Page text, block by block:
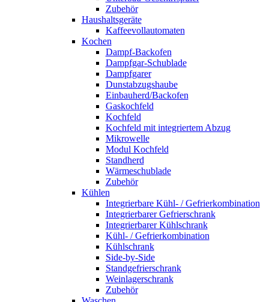
Zubehör
Haushaltsgeräte
Kaffeevollautomaten
Kochen
Dampf-Backofen
Dampfgar-Schublade
Dampfgarer
Dunstabzugshaube
Einbauherd/Backofen
Gaskochfeld
Kochfeld
Kochfeld mit integriertem Abzug
Mikrowelle
Modul Kochfeld
Standherd
Wärmeschublade
Zubehör
Kühlen
Integrierbare Kühl- / Gefrierkombination
Integrierbarer Gefrierschrank
Integrierbarer Kühlschrank
Kühl- / Gefrierkombination
Kühlschrank
Side-by-Side
Standgefrierschrank
Weinlagerschrank
Zubehör